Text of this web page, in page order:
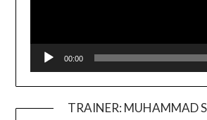
00:00
TRAINER: MUHAMMAD